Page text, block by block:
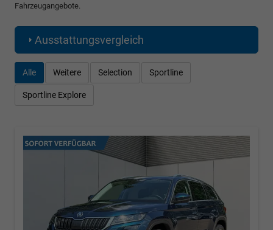
Fahrzeugangebote.
Ausstattungsvergleich
Alle Weitere Selection Sportline
Sportline Explore